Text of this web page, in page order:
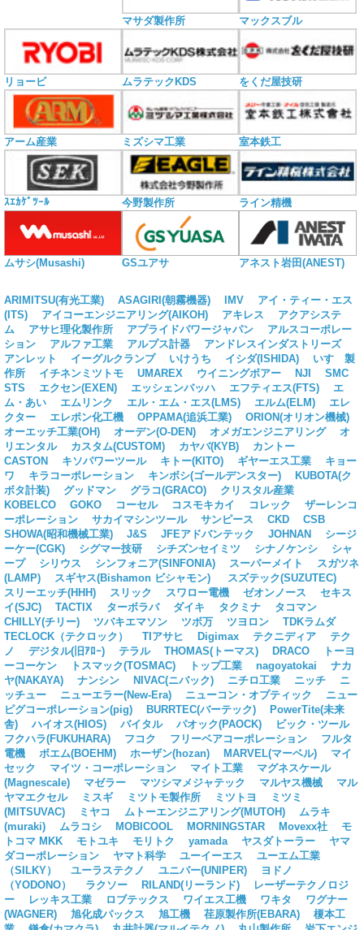
マサダ製作所 マックスブル
リョービ ムラテックKDS をくだ屋技研
アーム産業 ミズシマ工業 室本鉄工
ｽｴｶｹﾞﾂｰﾙ 今野製作所 ライン精機
ムサシ(Musashi) GSユアサ アネスト岩田(ANEST)
ARIMITSU(有光工業) ASAGIRI(朝霧機器) IMV
アイ・ティー・エス
(ITS)
アイコーエンジニアリング(AIKOH) アキレス
アクアシステ
ム
アサヒ理化製作所 アプライドパワージャパン
アルスコーポレー
ション
アルファ工業 アルプス計器
アンドレスインダストリーズ
アンレット
イーグルクランプ いけうち イシダ(ISHIDA)
いすゞ製
作所
イチネンミツトモ UMAREX ウイニングボアー NJI
SMC
STS
エクセン(EXEN) エッシェンバッハ エフティエス(FTS)
エ
ム・あい
エムリンク エル・エム・エス(LMS) エルム(ELM)
エレ
クター
エレポン化工機 OPPAMA(追浜工業)
ORION(オリオン機械)
オーエッチ工業(OH)
オーデン(O-DEN) オメガエンジニアリング
オ
リエンタル
カスタム(CUSTOM) カヤバ(KYB)
カントー
CASTON
キソパワーツール キトー(KITO) ギヤーエス工業
キョー
ワ
キラコーポレーション キンボシ(ゴールデンスター)
KUBOTA(ク
ボタ計装)
グッドマン グラコ(GRACO)
クリスタル産業
KOBELCO
GOKO コーセル コスモキカイ コレック
ザーレンコ
ーポレーション
サカイマシンツール サンピース CKD
CSB
SHOWA(昭和機械工業)
J&S JFEアドバンテック JOHNAN
シージ
ーケー(CGK)
シグマー技研 シチズンセイミツ シナノケンシ
シャ
ープ
シリウス シンフォニア(SINFONIA) スーパーメイト
スガツネ
(LAMP)
スギヤス(Bishamon ビシャモン)
スズテック(SUZUTEC)
スリーエッチ(HHH)
スリック スワロー電機 ゼオンノース
セキス
イ(SJC)
TACTIX ターボラバ ダイキ タクミナ
タコマン
CHILLY(チリー)
ツバキエマソン ツボ万 ツヨロン
TDKラムダ
TECLOCK（テクロック）
TIアサヒ Digimax テクニディア
テク
ノ
デジタル(旧ｱﾛｰ) テラル THOMAS(トーマス) DRACO
トーヨ
ーコーケン
トスマック(TOSMAC) トップ工業 nagoyatokai
ナカ
ヤ(NAKAYA)
ナンシン NIVAC(ニバック) ニチロ工業 ニッチ
ニ
ッチュー
ニューエラー(New-Era) ニューコン・オプティック
ニュー
ピグコーポレーション(pig)
BURRTEC(バーテック)
PowerTite(未来
舎)
ハイオス(HIOS) バイタル パオック(PAOCK)
ビック・ツール
フクハラ(FUKUHARA)
フコク フリーベアコーポレーション
フルタ
電機
ボエム(BOEHM) ホーザン(hozan) MARVEL(マーベル)
マイ
セック
マイツ・コーポレーション マイト工業
マグネスケール
(Magnescale)
マゼラー マツシマメジャテック マルヤス機械
マル
ヤマエクセル
ミスギ ミツトモ製作所 ミツトヨ
ミツミ
(MITSUVAC)
ミヤコ ムトーエンジニアリング(MUTOH)
ムラキ
(muraki)
ムラコシ MOBICOOL MORNINGSTAR Movexx社
モ
トコマ MKK
モトユキ モリトク yamada ヤスダトーラー
ヤマ
ダコーポレーション
ヤマト科学 ユーイーエス
ユーエム工業
（SILKY）
ユーラステクノ ユニパー(UNIPER)
ヨドノ
（YODONO）
ラクソー RILAND(リーランド)
レーザーテクノロジ
ー
レッキス工業 ロブテックス ワイエス工機 ワキタ
ワグナー
(WAGNER)
旭化成パックス 旭工機 荏原製作所(EBARA)
榎本工